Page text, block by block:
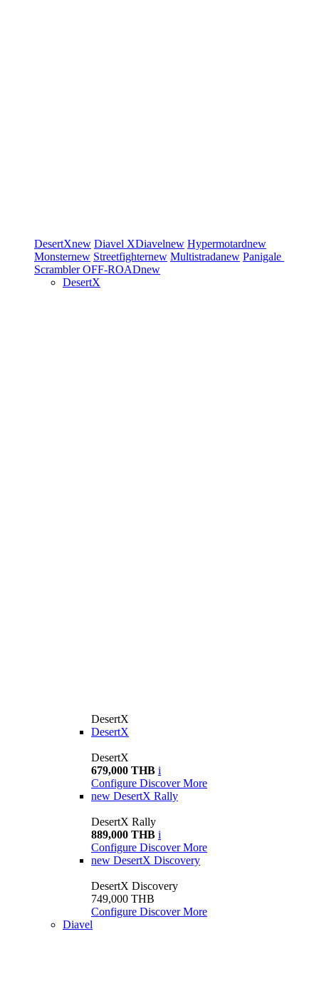
DesertXnew Diavel XDiavelnew Hypermotardnew
Monsternew Streetfighternew Multistradanew Panigale
ScramblerOFF-ROADnew
DesertX
DesertX
DesertX
DesertX
679,000 THB i
Configure Discover More
new DesertX Rally
DesertX Rally
889,000 THB i
Configure Discover More
new DesertX Discovery
DesertX Discovery
749,000 THB
Configure Discover More
Diavel